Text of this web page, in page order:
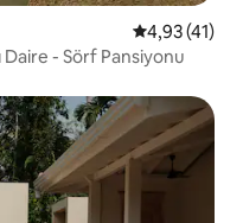
5 üzerinden
4,93 (41)
Daire - Sörf Pansiyonu